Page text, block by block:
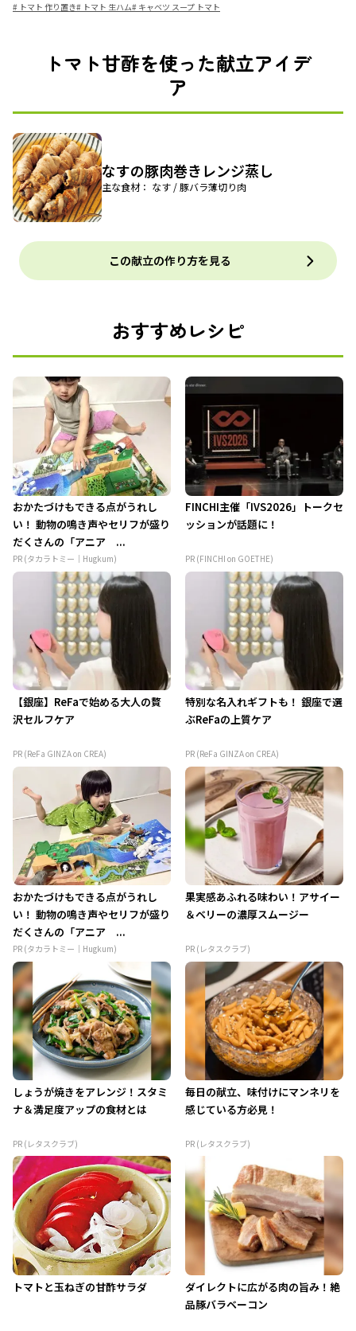
# トマト 作り置き# トマト 生ハム# キャベツ スープ トマト
トマト甘酢を使った献立アイデ
ア
なすの豚肉巻きレンジ蒸し
主な食材： なす / 豚バラ薄切り肉
この献立の作り方を見る
おすすめレシピ
おかたづけもできる点がうれし
い！ 動物の鳴き声やセリフが盛り
だくさんの「アニア ...
PR (タカラトミー｜Hugkum)
FINCHI主催「IVS2026」トークセ
ッションが話題に！
PR (FINCHI on GOETHE)
【銀座】ReFaで始める大人の贅
沢セルフケア
PR (ReFa GINZA on CREA)
特別な名入れギフトも！ 銀座で選
ぶReFaの上質ケア
PR (ReFa GINZA on CREA)
おかたづけもできる点がうれし
い！ 動物の鳴き声やセリフが盛り
だくさんの「アニア ...
PR (タカラトミー｜Hugkum)
果実感あふれる味わい！アサイー
＆ベリーの濃厚スムージー
PR (レタスクラブ)
しょうが焼きをアレンジ！スタミ
ナ＆満足度アップの食材とは
PR (レタスクラブ)
毎日の献立、味付けにマンネリを
感じている方必見！
PR (レタスクラブ)
トマトと玉ねぎの甘酢サラダ
ダイレクトに広がる肉の旨み！絶
品豚バラベーコン